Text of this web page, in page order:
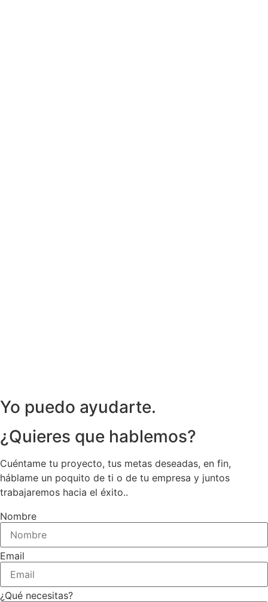
Yo puedo ayudarte.
¿Quieres que hablemos?
Cuéntame tu proyecto, tus metas deseadas, en fin,
háblame un poquito de ti o de tu empresa y juntos
trabajaremos hacia el éxito..
Nombre
Email
¿Qué necesitas?